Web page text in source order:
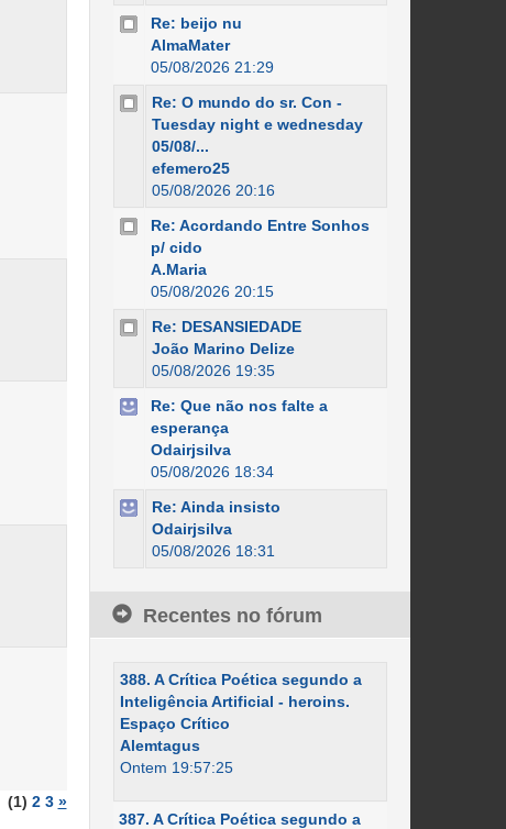
(1) 2 3 »
Re: beijo nu
AlmaMater
05/08/2026 21:29
Re: O mundo do sr. Con -
Tuesday night e wednesday
05/08/...
efemero25
05/08/2026 20:16
Re: Acordando Entre Sonhos
p/ cido
A.Maria
05/08/2026 20:15
Re: DESANSIEDADE
João Marino Delize
05/08/2026 19:35
Re: Que não nos falte a
esperança
Odairjsilva
05/08/2026 18:34
Re: Ainda insisto
Odairjsilva
05/08/2026 18:31
Recentes no fórum
388. A Crítica Poética segundo a
Inteligência Artificial - heroins.
Espaço Crítico
Alemtagus
Ontem 19:57:25
387. A Crítica Poética segundo a